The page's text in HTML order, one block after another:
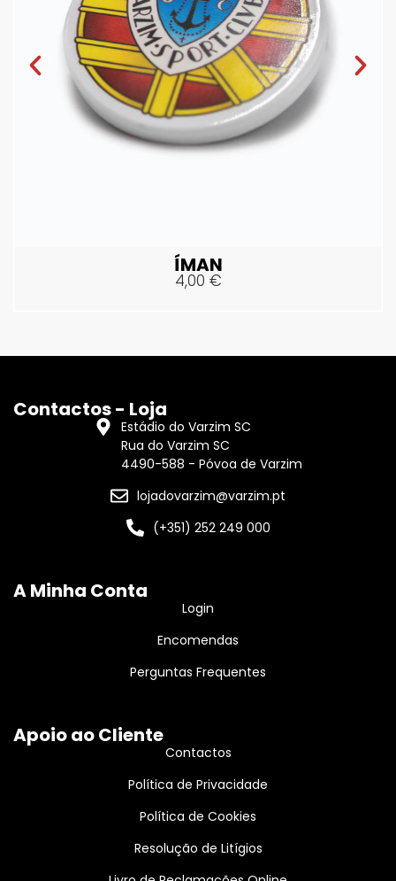
ÍMAN
4,00 €
Contactos - Loja
Estádio do Varzim SC
Rua do Varzim SC
4490-588 - Póvoa de Varzim
lojadovarzim@varzim.pt
(+351) 252 249 000
A Minha Conta
Login
Encomendas
Perguntas Frequentes
Apoio ao Cliente
Contactos
Política de Privacidade
Política de Cookies
Resolução de Litígios